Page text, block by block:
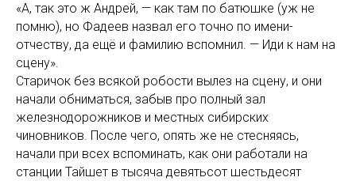
«А, так это ж Андрей, — как там по батюшке (уж не
помню), но Фадеев назвал его точно по имени-
отчеству, да ещё и фамилию вспомнил. — Иди к нам на
сцену».
Старичок без всякой робости вылез на сцену, и они
начали обниматься, забыв про полный зал
железнодорожников и местных сибирских
чиновников. После чего, опять же не стесняясь,
начали при всех вспоминать, как они работали на
станции Тайшет в тысяча девятьсот шестьдесят